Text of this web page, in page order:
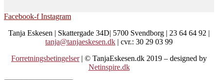
Facebook-f Instagram
Tanja Eskesen | Skattergade 34D| 5700 Svendborg | 23 64 64 92 |
tanja@tanjaeskesen.dk | cvr.: 30 29 03 99
Forretningsbetingelser | © TanjaEskesen.dk 2019 – designed by
Netinspire.dk